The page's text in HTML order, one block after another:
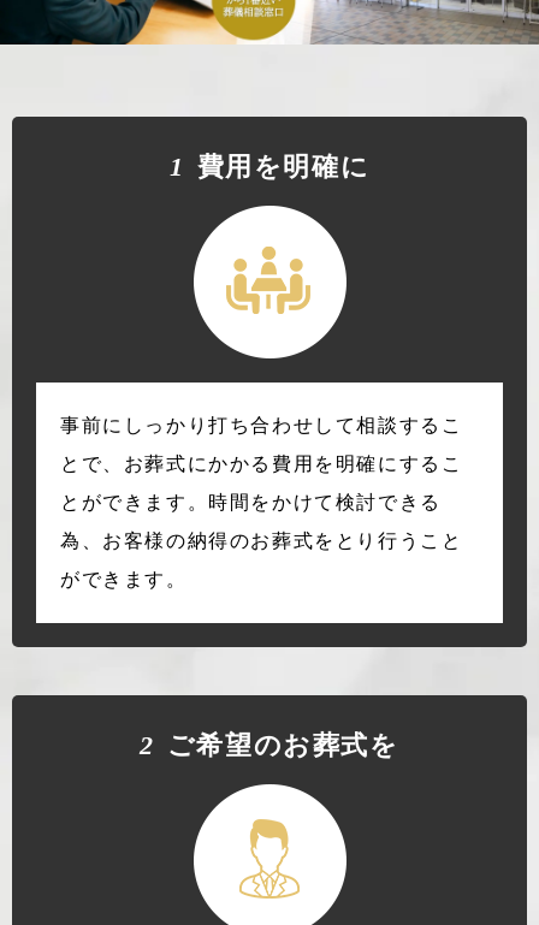
1 費⽤を明確に
事前にしっかり打ち合わせして相談するこ
とで、お葬式にかかる費用を明確にするこ
とができます。時間をかけて検討できる
為、お客様の納得のお葬式をとり行うこと
ができます。
2 ご希望のお葬式を